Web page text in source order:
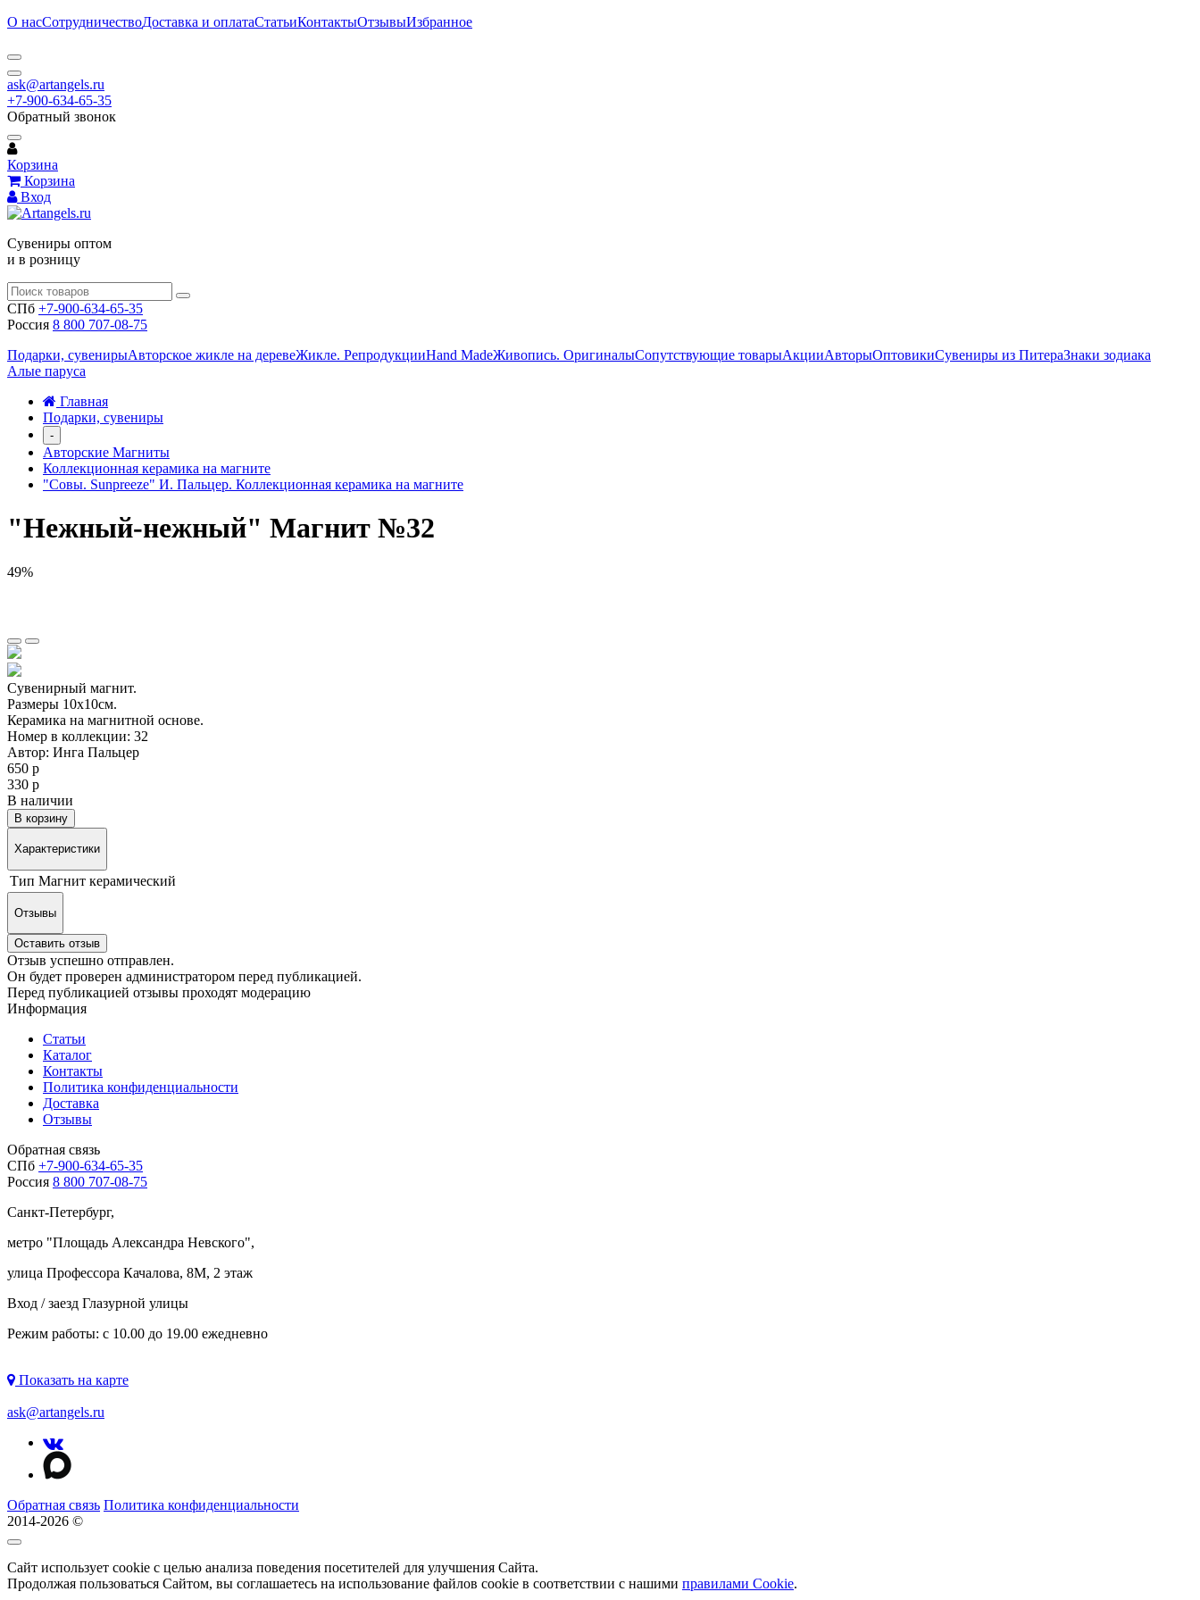
О насСотрудничествоДоставка и оплатаСтатьиКонтактыОтзывыИзбранное
ask@artangels.ru
+7-900-634-65-35
Обратный звонок
Корзина
Корзина
Вход
Сувениры оптом
и в розницу
СПб +7-900-634-65-35
Россия 8 800 707-08-75
Подарки, сувенирыАвторское жикле на деревеЖикле. РепродукцииHand MadeЖивопись. ОригиналыСопутствующие товарыАкцииАвторыОптовикиСувениры из ПитераЗнаки зодиака
Алые паруса
Главная
Подарки, сувениры
-
Авторские Магниты
Коллекционная керамика на магните
"Совы. Sunpreeze" И. Пальцер. Коллекционная керамика на магните
"Нежный-нежный" Магнит №32
49%
Сувенирный магнит.
Размеры 10х10см.
Керамика на магнитной основе.
Номер в коллекции: 32
Автор: Инга Пальцер
650 р
330 р
В наличии
В корзину
Характеристики
Тип Магнит керамический
Отзывы
Оставить отзыв
Отзыв успешно отправлен.
Он будет проверен администратором перед публикацией.
Перед публикацией отзывы проходят модерацию
Информация
Статьи
Каталог
Контакты
Политика конфиденциальности
Доставка
Отзывы
Обратная связь
СПб +7-900-634-65-35
Россия 8 800 707-08-75
Санкт-Петербург,
метро "Площадь Александра Невского",
улица Профессора Качалова, 8М, 2 этаж
Вход / заезд Глазурной улицы
Режим работы: с 10.00 до 19.00 ежедневно
Показать на карте
ask@artangels.ru
Обратная связь Политика конфиденциальности
2014-2026 ©
Сайт использует cookie с целью анализа поведения посетителей для улучшения Сайта.
Продолжая пользоваться Сайтом, вы соглашаетесь на использование файлов cookie в соответствии с нашими правилами Сookie.